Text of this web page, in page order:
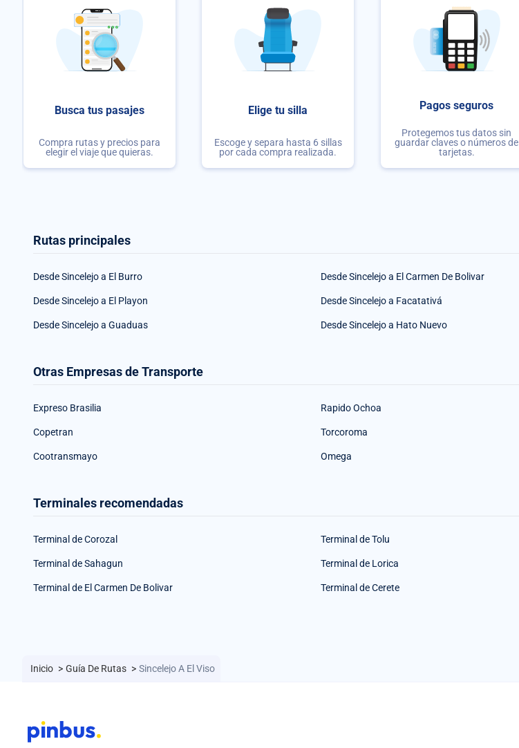
Busca tus pasajes
Compra rutas y precios para
elegir el viaje que quieras.
Elige tu silla
Escoge y separa hasta 6 sillas
por cada compra realizada.
Pagos seguros
Protegemos tus datos sin
guardar claves o números de
tarjetas.
Rutas principales
Desde Sincelejo a El Burro Desde Sincelejo a El Carmen De Bolivar
Desde Sincelejo a El Playon Desde Sincelejo a Facatativá
Desde Sincelejo a Guaduas Desde Sincelejo a Hato Nuevo
Otras Empresas de Transporte
Expreso Brasilia Rapido Ochoa
Copetran Torcoroma
Cootransmayo Omega
Terminales recomendadas
Terminal de Corozal Terminal de Tolu
Terminal de Sahagun Terminal de Lorica
Terminal de El Carmen De Bolivar Terminal de Cerete
Inicio > Guía De Rutas > Sincelejo A El Viso